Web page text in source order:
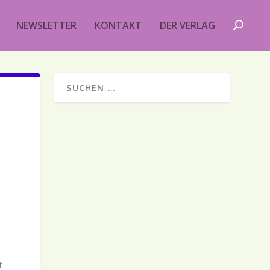
NEWSLETTER KONTAKT DER VERLAG